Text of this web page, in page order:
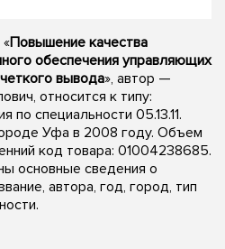
Повышение качества
обеспечения управляющих
вывода», автор —
относится к типу:
по специальности 05.13.11.
Уфа в 2008 году. Объем
код товара: 01004238685.
основные сведения о
автора, год, город, тип